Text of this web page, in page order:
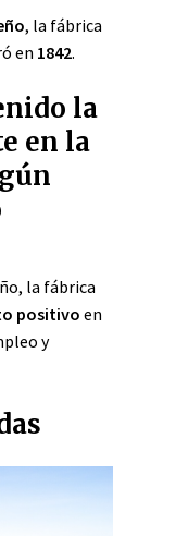
, la fábrica
en 1842.
la
en la
la fábrica
positivo en
y